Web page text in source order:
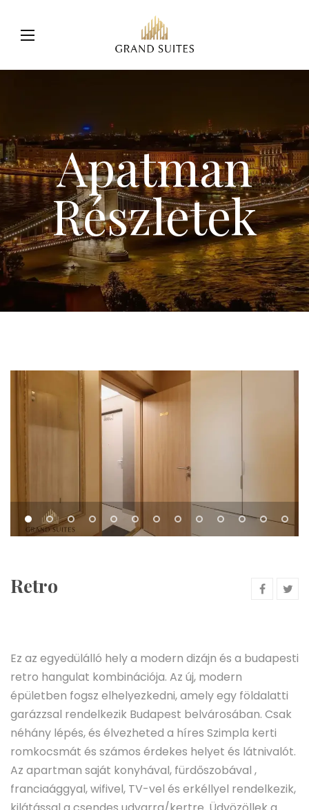
Apatman
Részletek
Retro
Ez az egyedülálló hely a modern dizájn és a budapesti
retro hangulat kombinációja. Az új, modern
épületben fogsz elhelyezkedni, amely egy földalatti
garázzsal rendelkezik Budapest belvárosában. Csak
néhány lépés, és élvezheted a híres Szimpla kerti
romkocsmát és számos érdekes helyet és látnivalót.
Az apartman saját konyhával, fürdőszobával ,
franciaággyal, wifivel, TV-vel és erkéllyel rendelkezik,